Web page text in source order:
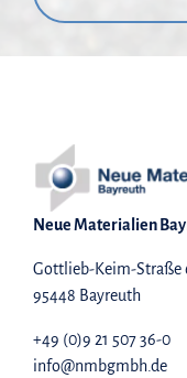
Neue Materialien
Gottlieb-Keim-Straße
95448 Bayreuth
+49 (0)9 21 507 36-0
info@nmbgmbh.de